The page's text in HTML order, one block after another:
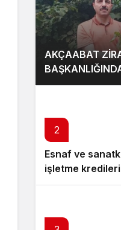
AKÇAABAT
ÜRETİCİLERİNE
2
Esnaf ve
işletme